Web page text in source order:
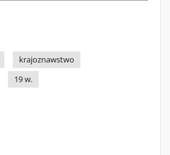
krajoznawstwo
19 w.